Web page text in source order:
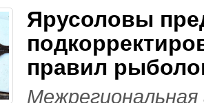
Ярусоловы
правил
Межрегиональная